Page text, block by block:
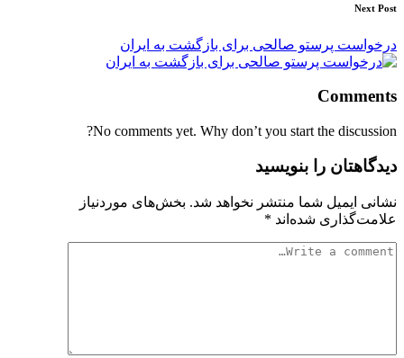
Next Post
درخواست پرستو صالحی برای بازگشت به ایران
Comments
No comments yet. Why don’t you start the discussion?
دیدگاهتان را بنویسید
نشانی ایمیل شما منتشر نخواهد شد. بخش‌های موردنیاز
علامت‌گذاری شده‌اند *